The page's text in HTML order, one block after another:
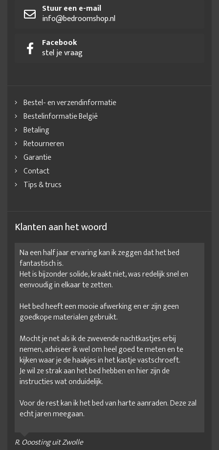
Stuur een e-mail
info@bedroomshop.nl
Facebook
stel je vraag
Bestel- en verzendinformatie
Bestelinformatie België
Betaling
Retourneren
Garantie
Contact
Tips & trucs
Klanten aan het woord
Na een half jaar ervaring kan ik zeggen dat het bed
fantastisch is.
Het is bijzonder solide, kraakt niet, was redelijk snel en
eenvoudig in elkaar te zetten.
Het bed heeft een mooie afwerking en er zijn geen
goedkope materialen gebruikt.
Mocht je net als ik de zwevende nachtkastjes erbij
nemen, adviseer ik wel om heel goed te meten en te
kijken waar je de haakjes in het kastje vastschroeft.
Je wil ze strak aan het bed hebben en hier zijn de
instructies wat onduidelijk.
Voor de rest kan ik het bed van harte aanraden. Deze zal
echt jaren meegaan.
R. Ooosting uit Zwolle